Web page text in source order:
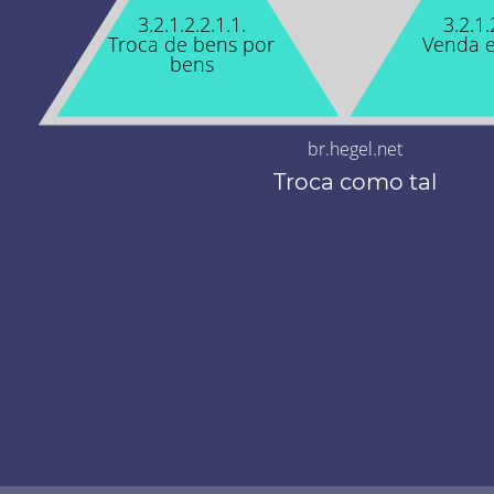
3.2.1.2.2.1.1.
Troca de bens por
bens
Venda
br.hegel.net
Troca como tal